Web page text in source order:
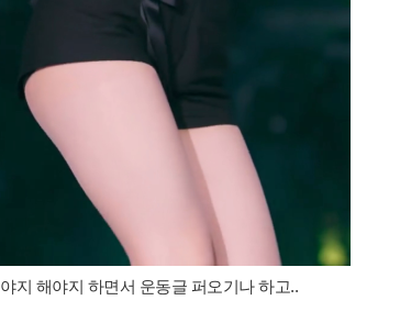
지 해야지 하면서 운동글 퍼오기나 하고..​